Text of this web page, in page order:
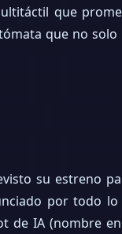
que
que no solo
su estreno
por todo
de IA (nombre